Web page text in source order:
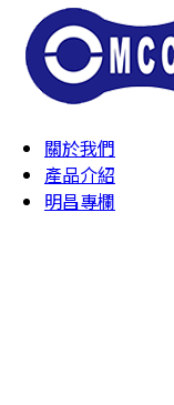
關於我們
產品介紹
明昌專欄